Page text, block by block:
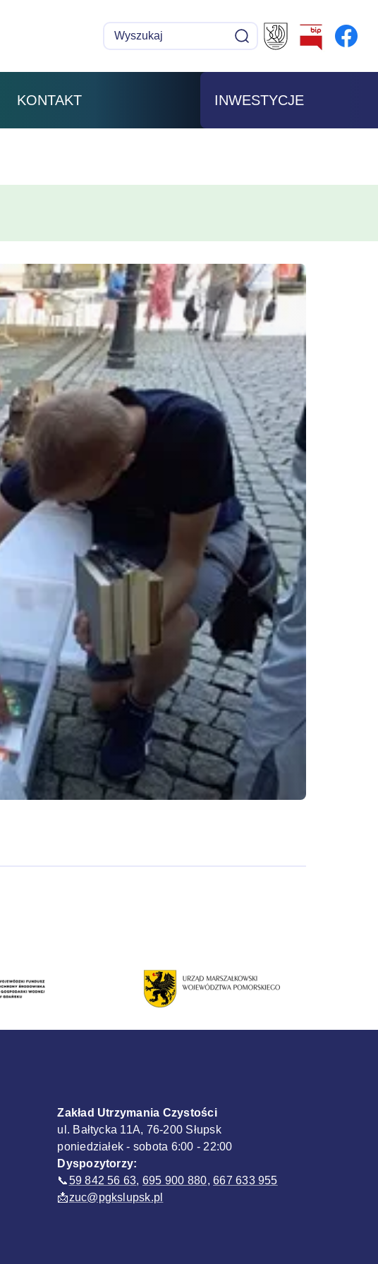
Wyszukaj Szukaj
KONTAKT INWESTYCJE
Zakład Utrzymania Czystości
ul. Bałtycka 11A, 76-200 Słupsk
poniedziałek - sobota 6:00 - 22:00
Dyspozytorzy:
📞59 842 56 63, 695 900 880,667 633 955
📩zuc@pgkslupsk.pl